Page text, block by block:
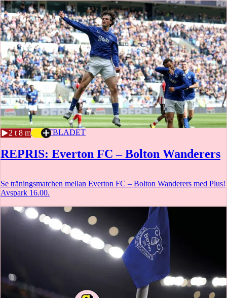
2 t 5 m
2 t 8 m
14 JULISPORTBLADET
REPRIS: Everton FC – Bolton Wanderers
Se träningsmatchen mellan Everton FC – Bolton Wanderers med Plus!
Avspark 16.00.